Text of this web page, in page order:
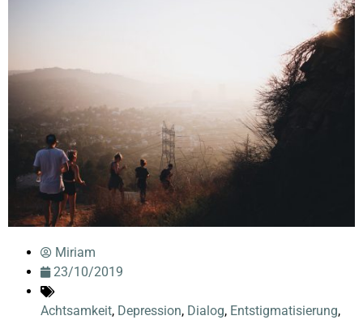
Miriam
23/10/2019
Achtsamkeit, Depression, Dialog, Entstigmatisierung,